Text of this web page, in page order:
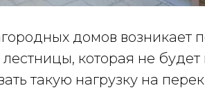
домов возникает
которая не
такую нагрузку на